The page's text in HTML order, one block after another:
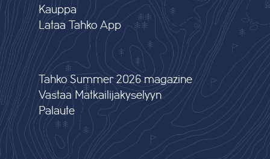
Kauppa
Lataa Tahko App
Tahko Summer 2026 magazine
Vastaa Matkailijakyselyyn
Palaute